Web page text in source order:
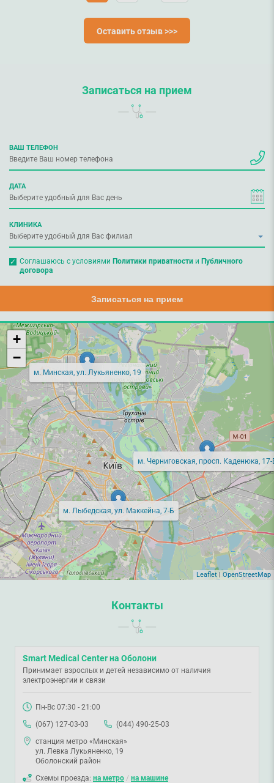
Оставить отзыв >>>
Записаться на прием
ВАШ ТЕЛЕФОН
ДАТА
КЛИНИКА
Соглашаюсь с условиями Политики приватностии Публичного
договора
Записаться на прием
м. Минская, ул. Лукьяненко, 19
м. Лыбедская, ул. Маккейна, 7-Б
м. Черниговская, просп. Каденюка, 17-
+
−
Leaflet OpenStreetMap
Контакты
Smart Medical Center на Оболони
Принимает взрослых и детей независимо от наличия
электроэнергии и связи
Пн-Вс 07:30 - 21:00
(067) 127-03-03
(044) 490-25-03
станция метро «Минская»
ул. Левка Лукьяненко, 19
Оболонский район
Схемы проезда: на метро / на машине